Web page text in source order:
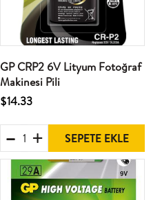
GP CRP2 6V Lityum Fotoğraf
Makinesi Pili
$14.33
SEPETE EKLE